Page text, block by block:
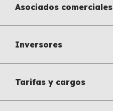
Asociados comerciales
Inversores
Tarifas y cargos